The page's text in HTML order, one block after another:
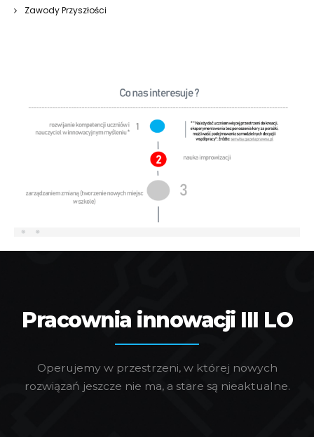
Zawody Przyszłości
Pracownia innowacji III LO
Operujemy w przestrzeni, w której nowych
rozwiązań jeszcze nie ma, a stare są nieaktualne.